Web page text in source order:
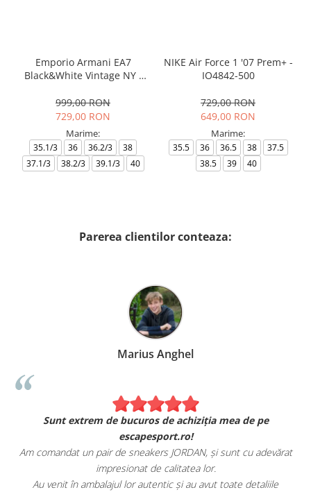
Emporio Armani EA7
Black&White Vintage NY -
999,00 RON
729,00 RON
Marime:
35.1/3 36 36.2/3
38
37.1/3
38.2/3 39.1/3 40
NIKE Air Force 1 '07 Prem+ -
IO4842-500
729,00 RON
649,00 RON
Marime:
35.5 36 36.5 38
37.5
38.5
39 40
Parerea clientilor conteaza:
Marius Anghel
Sunt extrem de bucuros de achiziția mea de pe
escapesport.ro!
Am comandat un pair de sneakers JORDAN, și sunt cu adevărat
impresionat de calitatea lor.
Au venit în ambalajul lor autentic și au avut toate detaliile